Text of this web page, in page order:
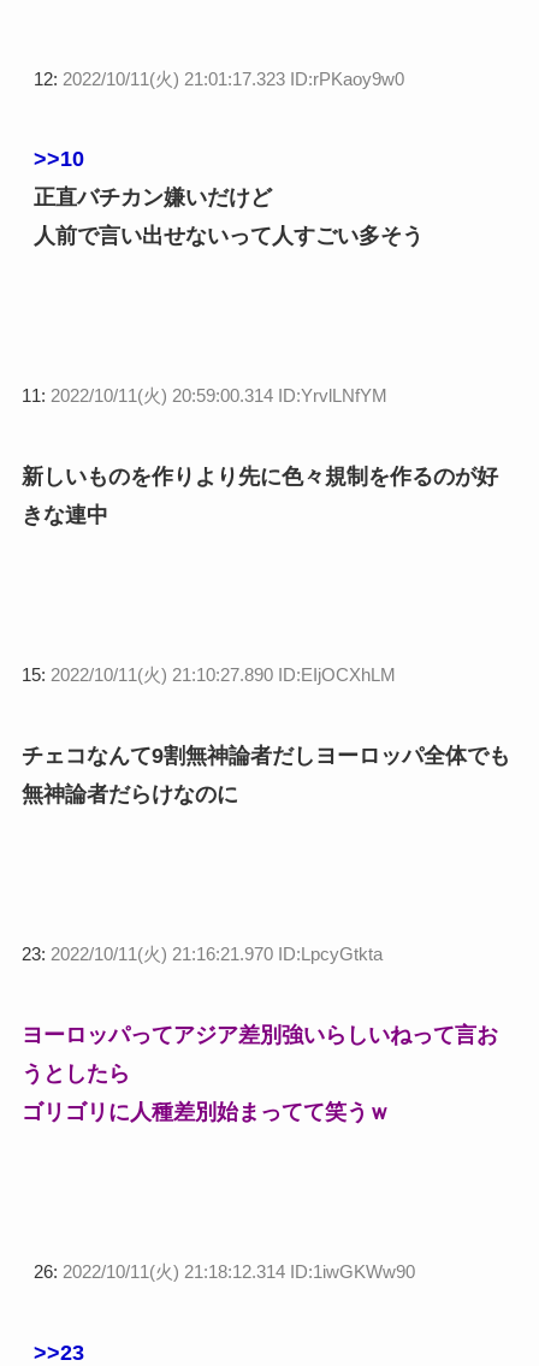
12: 2022/10/11(火) 21:01:17.323 ID:rPKaoy9w0
>>10
正直バチカン嫌いだけど
人前で言い出せないって人すごい多そう
11: 2022/10/11(火) 20:59:00.314 ID:YrvlLNfYM
新しいものを作りより先に色々規制を作るのが好
きな連中
15: 2022/10/11(火) 21:10:27.890 ID:EIjOCXhLM
チェコなんて9割無神論者だしヨーロッパ全体でも
無神論者だらけなのに
23: 2022/10/11(火) 21:16:21.970 ID:LpcyGtkta
ヨーロッパってアジア差別強いらしいねって言お
うとしたら
ゴリゴリに人種差別始まってて笑うｗ
26: 2022/10/11(火) 21:18:12.314 ID:1iwGKWw90
>>23